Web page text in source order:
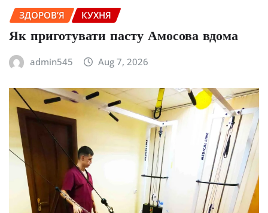
ЗДОРОВ’Я КУХНЯ
Як приготувати пасту Амосова вдома
admin545 Aug 7, 2026